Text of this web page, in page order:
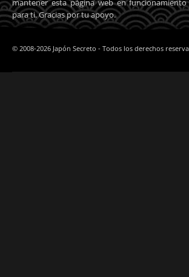
mantener esta página web en
para ti. Gracias por tu apoyo.
© 2008-2026 Japón Secreto - Todos los derechos